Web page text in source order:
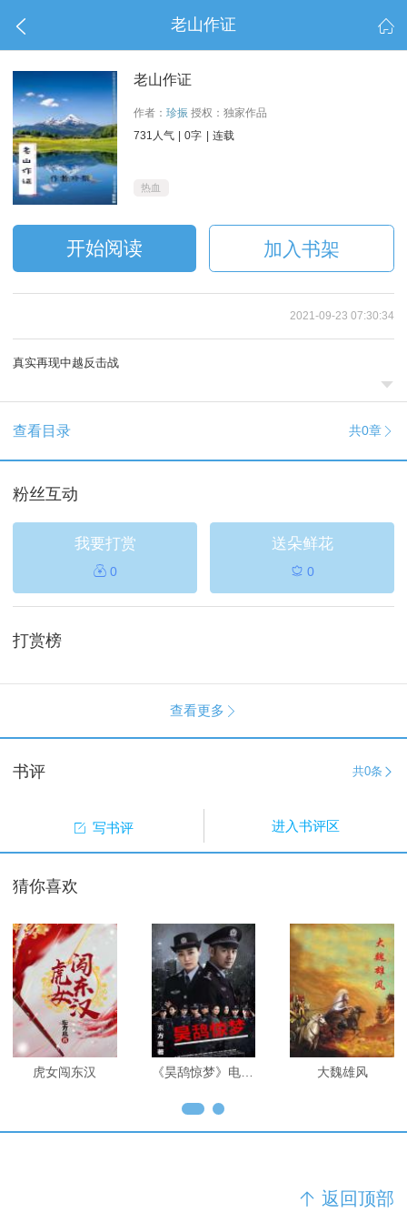
 老山作证 
老山作证
作者： 珍振 授权：独家作品
731人气
0字 连载
热血
开始阅读 加入书架
2021-09-23 07:30:34
真实再现中越反击战

查看目录 共0章 
粉丝互动
我要打赏
0
送朵鲜花
 0
打赏榜
查看更多 
书评 共0条 
 写书评 进入书评区
猜你喜欢
虎女闯东汉 《昊鸹惊梦》电视剧本 大魏雄风
 返回顶部